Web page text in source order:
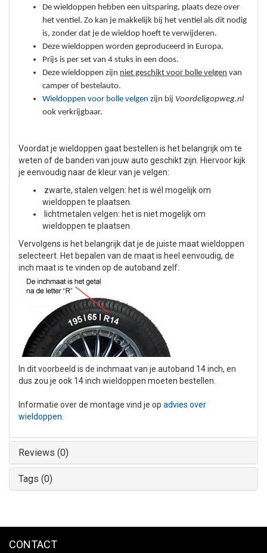
De wieldoppen hebben een uitsparing, plaats deze over
het ventiel. Zo kan je makkelijk bij het ventiel als dit nodig
is, zonder dat je de wieldop hoeft te verwijderen.
Deze wieldoppen worden geproduceerd in Europa.
Prijs is per set van 4 stuks in een doos.
Deze wieldoppen zijn niet geschikt voor bolle velgen van
camper of bestelauto.
Wieldoppen voor bolle velgen zijn bij Voordeligopweg.nl
ook verkrijgbaar.
Voordat je wieldoppen gaat bestellen is het belangrijk om te
weten of de banden van jouw auto geschikt zijn. Hiervoor kijk
je eenvoudig naar de kleur van je velgen:
zwarte, stalen velgen: het is wél mogelijk om
wieldoppen te plaatsen.
lichtmetalen velgen: het is niet mogelijk om
wieldoppen te plaatsen.
Vervolgens is het belangrijk dat je de juiste maat wieldoppen
selecteert. Het bepalen van de maat is heel eenvoudig, de
inch maat is te vinden op de autoband zelf:
In dit voorbeeld is de inchmaat van je autoband 14 inch, en
dus zou je ook 14 inch wieldoppen moeten bestellen.
Informatie over de montage vind je op advies over
wieldoppen.
Reviews (0)
Tags (0)
CONTACT